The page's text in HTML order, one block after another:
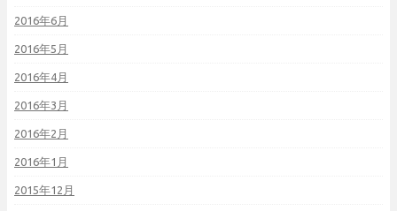
2016年6月
2016年5月
2016年4月
2016年3月
2016年2月
2016年1月
2015年12月